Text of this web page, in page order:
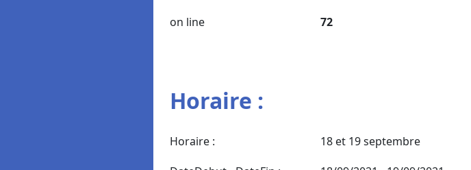
on line 72
Horaire :
Horaire :
18 et 19 septembre